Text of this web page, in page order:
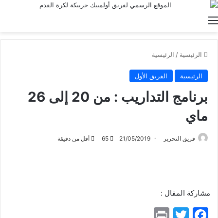
القائمة
الرئيسية / الرئيسية
الرئيسية الفريق الأول
برنامج التداريب : من 20 إلى 26
ماي
فريق التحرير 21/05/2019
65 أقل من دقيقة
مشاركة المقال :